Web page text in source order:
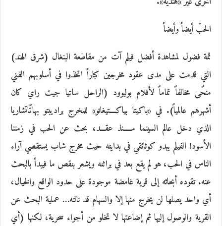
الحبّ أيضاً وأيضاً
ثمة فضول لمشاهدة أفضل فيلم آت من مقاطعة البنغال (شرق الهند)
التي قدمت على مدى عقود مخرجين كباراً اتخذوا في أسلوبهم الفني
منحًى مخالفاً تماماً لأفلام بوليوود (الراحل ساتيا جيت راي كان
أشهرهم عالمياً). في «باكيتا بياكــــتيغاتو» للمخرج براديبتو بهاتّاتشاريا
الذي دخل عالم السينما مـــــنذ عقـــد، بحث عن الحب في زمننا
الأسود! الفيلم يبدو كوثائقي في بدايته حيث مخرج شاب يستقصي آراء
الناس في الحب، هو لم يقع بعد في براثنه ويشعر بنقص ما فيبدأ بالبحث
عنه. تقوده أبحاثه إلى قرية غامضة موجودة على حدود الواقع والخيال،
أي واحد يصلها لن يخرج منها إلا والسهام قد نالته… عملية البحث عن
القرية والوصول إليها ثم إضاعتها لا تخلو من أجواء سحرية، لكنها (أي